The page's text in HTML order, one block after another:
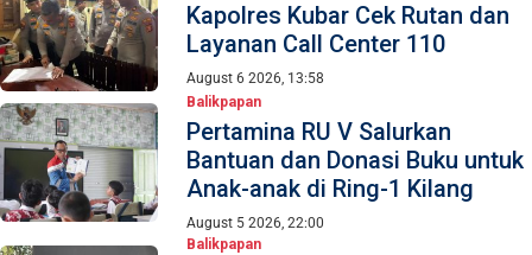
Kapolres Kubar Cek Rutan dan
Layanan Call Center 110
August 6 2026, 13:58
Balikpapan
Pertamina RU V Salurkan
Bantuan dan Donasi Buku untuk
Anak-anak di Ring-1 Kilang
August 5 2026, 22:00
Balikpapan